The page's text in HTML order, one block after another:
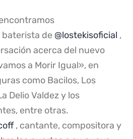
baterista de @lostekisoficial ,
acerca del nuevo
a Morir Igual», en
como Bacilos, Los
Delio Valdez y los
entre otras.
, cantante, compositora y